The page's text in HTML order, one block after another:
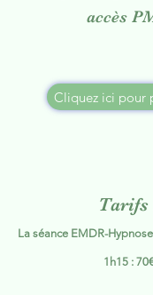
accès
Cliquez ici pour
Tarifs
La séance EMDR-
1h15 : 70€